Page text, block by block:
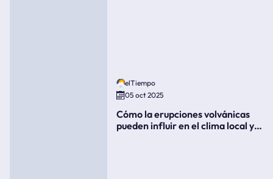
elTiempo
05 oct 2025
Cómo la erupciones volvánicas
pueden influir en el clima local y